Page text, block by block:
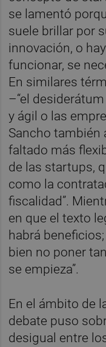
se lamentó
suele brillar por
innovación, o
funcionar, se
En similares
–“el
y ágil o las
Sancho también
faltado más
de las startups,
como la
fiscalidad”.
en que el texto
habrá
bien no poner
se empieza”.
En el ámbito de
debate puso
desigual entre